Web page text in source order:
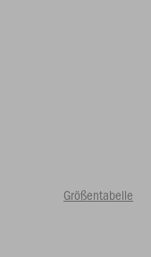
Größentabelle